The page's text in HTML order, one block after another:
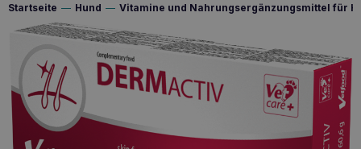
Startseite — Hund — Vitamine und Nahrungsergänzungsmittel für